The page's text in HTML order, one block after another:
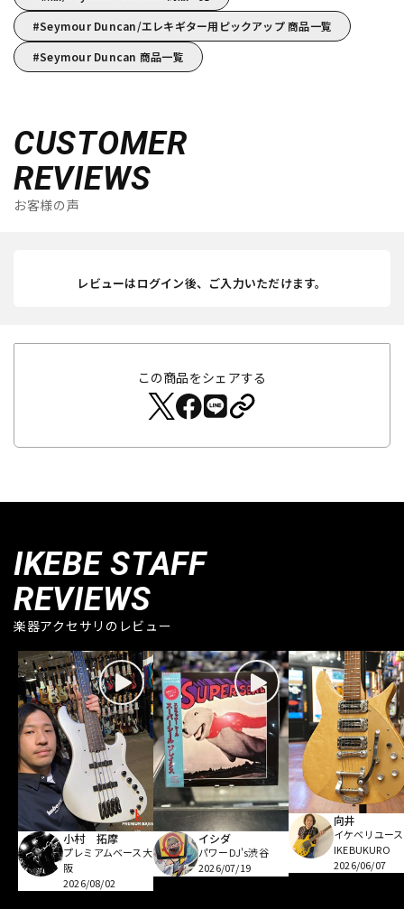
Seymour Duncan/エレキギター用ピックアップ 商品一覧
Seymour Duncan 商品一覧
CUSTOMER
REVIEWS
お客様の声
レビューはログイン後、ご入力いただけます。
この商品をシェアする
IKEBE STAFF
REVIEWS
楽器アクセサリのレビュー
小村 拓摩
プレミアムベース大
阪
2026/08/02
イシダ
パワーDJ's渋谷
2026/07/19
向井
イケベリユース
IKEBUKURO
2026/06/07